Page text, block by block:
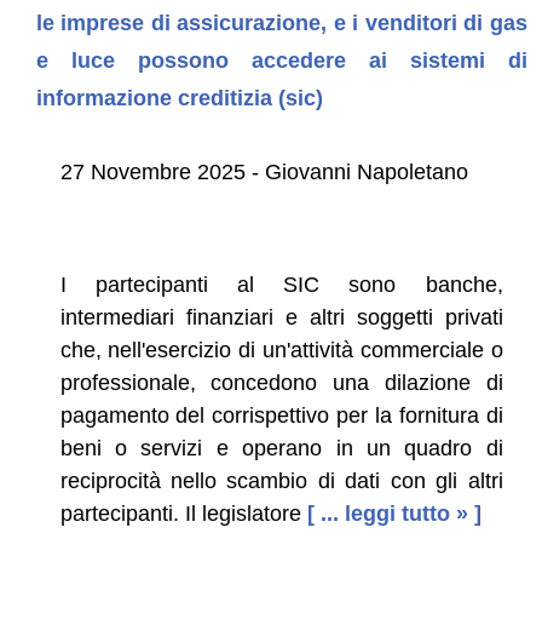
le imprese di assicurazione, e i venditori di gas
e luce possono accedere ai sistemi di
informazione creditizia (sic)
27 Novembre 2025 - Giovanni Napoletano
I partecipanti al SIC sono banche,
intermediari finanziari e altri soggetti privati
che, nell'esercizio di un'attività commerciale o
professionale, concedono una dilazione di
pagamento del corrispettivo per la fornitura di
beni o servizi e operano in un quadro di
reciprocità nello scambio di dati con gli altri
partecipanti. Il legislatore [ ... leggi tutto » ]